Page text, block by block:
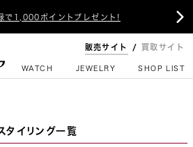
で1,000ポイントプレゼント! 
販売サイト 買取サイト
WATCH JEWELRY SHOP LIST
タイリング一覧